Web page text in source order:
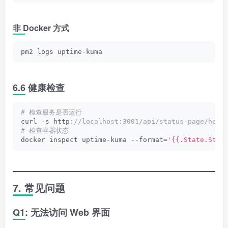
非 Docker 方式
pm2 logs uptime-kuma
6.6 健康检查
# 检查服务是否运行
curl -s http ://localhost:3001/api/status-page/
# 检查容器状态
docker inspect uptime-kuma --format=
7. 常见问题
Q1: 无法访问 Web 界面